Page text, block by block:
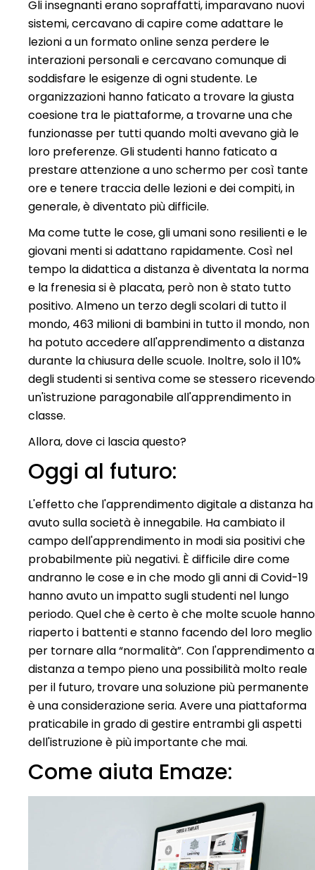
Gli insegnanti erano sopraffatti, imparavano nuovi
sistemi, cercavano di capire come adattare le
lezioni a un formato online senza perdere le
interazioni personali e cercavano comunque di
soddisfare le esigenze di ogni studente. Le
organizzazioni hanno faticato a trovare la giusta
coesione tra le piattaforme, a trovarne una che
funzionasse per tutti quando molti avevano già le
loro preferenze. Gli studenti hanno faticato a
prestare attenzione a uno schermo per così tante
ore e tenere traccia delle lezioni e dei compiti, in
generale, è diventato più difficile.
Ma come tutte le cose, gli umani sono resilienti e le
giovani menti si adattano rapidamente. Così nel
tempo la didattica a distanza è diventata la norma
e la frenesia si è placata, però non è stato tutto
positivo. Almeno un terzo degli scolari di tutto il
mondo, 463 milioni di bambini in tutto il mondo, non
ha potuto accedere all'apprendimento a distanza
durante la chiusura delle scuole. Inoltre, solo il 10%
degli studenti si sentiva come se stessero ricevendo
un'istruzione paragonabile all'apprendimento in
classe.
Allora, dove ci lascia questo?
Oggi al futuro:
L'effetto che l'apprendimento digitale a distanza ha
avuto sulla società è innegabile. Ha cambiato il
campo dell'apprendimento in modi sia positivi che
probabilmente più negativi. È difficile dire come
andranno le cose e in che modo gli anni di Covid-19
hanno avuto un impatto sugli studenti nel lungo
periodo. Quel che è certo è che molte scuole hanno
riaperto i battenti e stanno facendo del loro meglio
per tornare alla “normalità”. Con l'apprendimento a
distanza a tempo pieno una possibilità molto reale
per il futuro, trovare una soluzione più permanente
è una considerazione seria. Avere una piattaforma
praticabile in grado di gestire entrambi gli aspetti
dell'istruzione è più importante che mai.
Come aiuta Emaze: